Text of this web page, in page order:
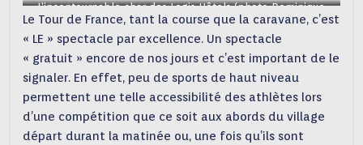
L’incontournable char des Logis Hôtels (photo Dominique
ROUDY)
Le Tour de France, tant la course que la caravane, c’est
« LE » spectacle par excellence. Un spectacle
« gratuit » encore de nos jours et c’est important de le
signaler. En effet, peu de sports de haut niveau
permettent une telle accessibilité des athlètes lors
d’une compétition que ce soit aux abords du village
départ durant la matinée ou, une fois qu’ils sont